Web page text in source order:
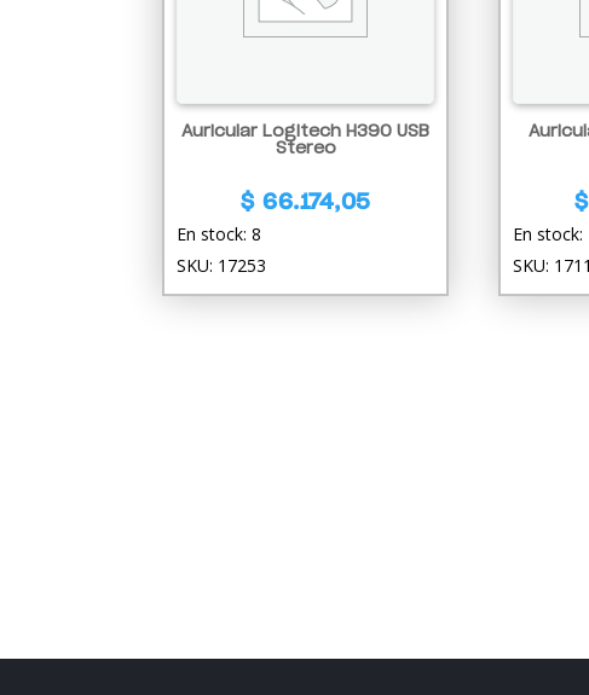
Auricular Logitech H390 USB
Stereo
$66.174,05
En stock: 8
SKU: 17253
$
En stock:
SKU: